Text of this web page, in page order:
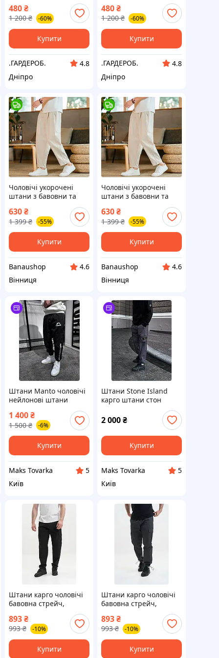
штанина BAYERN,
Туреччина
480₴
1 200 ₴ -60%
Купити
.ГАРДЕРОБ.
4.8
Дніпро
штанина BAYERN,
Туреччина
480₴
1 200 ₴ -60%
Купити
.ГАРДЕРОБ.
4.8
Дніпро
Чоловічі укорочені
штани з бавовни та
кремові M
630₴
1 399 ₴ -55%
Купити
Banaushop
4.6
Вінниця
Чоловічі укорочені
штани з бавовни та
кремові XL
630₴
1 399 ₴ -55%
Купити
Banaushop
4.6
Вінниця
Штани Manto чоловічі
нейлонові штани
манто з принтом чорні
1 400₴
1 500 ₴ -6%
Купити
Maks Tovarka
5
Київ
Штани Stone Island
карго штани стон
патчем сірі
2 000₴
Купити
Maks Tovarka
5
Київ
Штани карго чоловічі
бавовна стрейч,
893₴
993 ₴ -10%
Купити
Штани карго чоловічі
бавовна стрейч,
893₴
993 ₴ -10%
Купити